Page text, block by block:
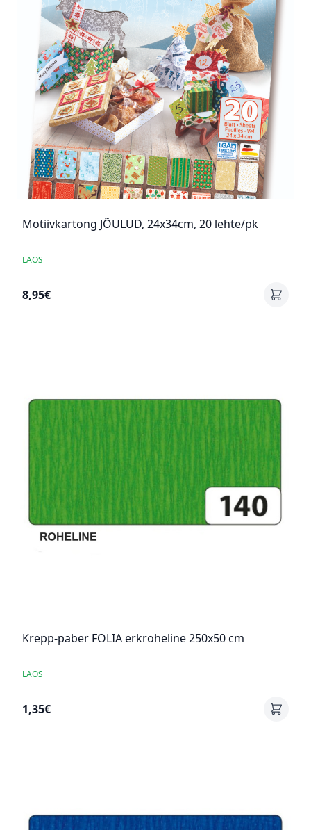
Motiivkartong JÕULUD, 24x34cm, 20 lehte/pk
LAOS
8,95€
Krepp-paber FOLIA erkroheline 250x50 cm
LAOS
1,35€